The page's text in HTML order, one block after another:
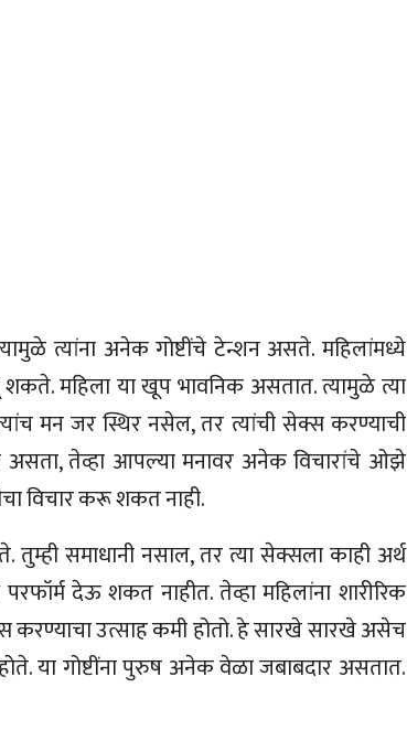
त्यांना अनेक गोष्टींचे टेन्शन असते. महिलांमध्ये
महिला या खूप भावनिक असतात. त्यामुळे त्या
मन जर स्थिर नसेल, तर त्यांची सेक्स करण्याची
असता, तेव्हा आपल्या मनावर अनेक विचारांचे ओझे
विचार करू शकत नाही.
समाधानी नसाल, तर त्या सेक्सला काही अर्थ
देऊ शकत नाहीत. तेव्हा महिलांना शारीरिक
करण्याचा उत्साह कमी होतो. हे सारखे सारखे असेच
या गोष्टींना पुरुष अनेक वेळा जबाबदार असतात.